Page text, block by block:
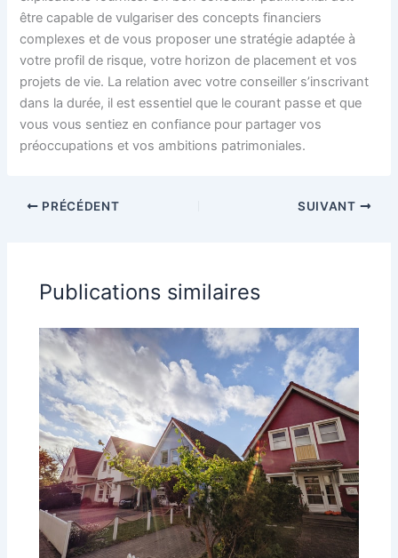
être capable de vulgariser des concepts financiers
complexes et de vous proposer une stratégie adaptée à
votre profil de risque, votre horizon de placement et vos
projets de vie. La relation avec votre conseiller s’inscrivant
dans la durée, il est essentiel que le courant passe et que
vous vous sentiez en confiance pour partager vos
préoccupations et vos ambitions patrimoniales.
PRÉCÉDENT SUIVANT
Publications similaires